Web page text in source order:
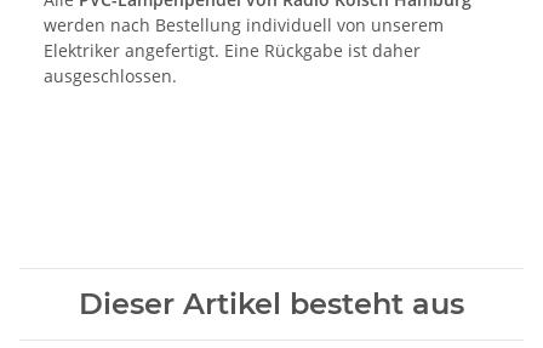
werden nach Bestellung individuell von unserem
Elektriker angefertigt. Eine Rückgabe ist daher
ausgeschlossen.
Dieser Artikel besteht aus